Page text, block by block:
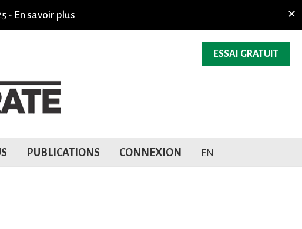
✕
- En savoir plus
ESSAI GRATUIT
PUBLICATIONS CONNEXION EN